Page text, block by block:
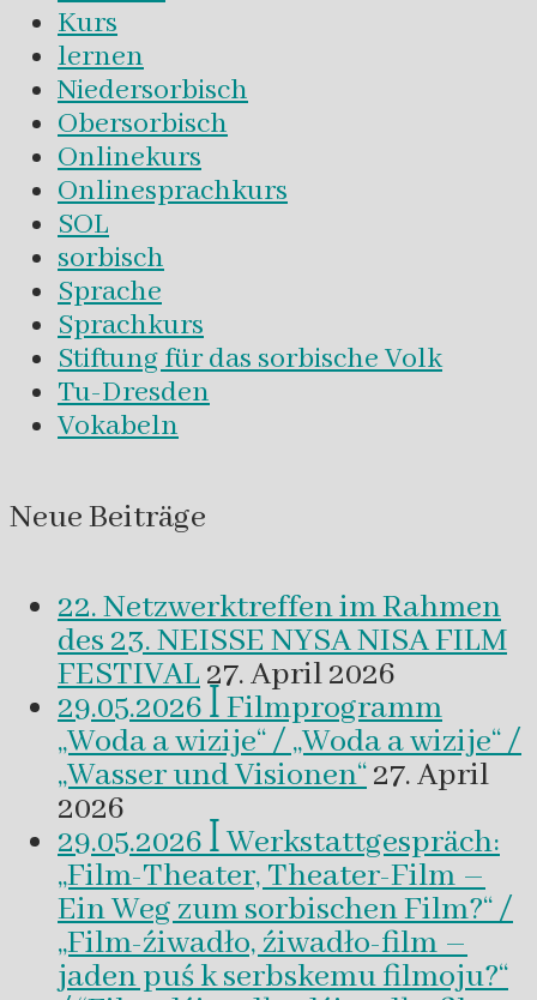
Kurs
lernen
Niedersorbisch
Obersorbisch
Onlinekurs
Onlinesprachkurs
SOL
sorbisch
Sprache
Sprachkurs
Stiftung für das sorbische Volk
Tu-Dresden
Vokabeln
Neue Beiträge
22. Netzwerktreffen im Rahmen
des 23. NEISSE NYSA NISA FILM
FESTIVAL27. April 2026
29.05.2026 ꟾ Filmprogramm
„Woda a wizije“ / „Woda a wizije“ /
„Wasser und Visionen“27. April
2026
29.05.2026 ꟾ Werkstattgespräch:
„Film-Theater, Theater-Film –
Ein Weg zum sorbischen Film?“ /
„Film-źiwadło, źiwadło-film –
jaden puś k serbskemu filmoju?“